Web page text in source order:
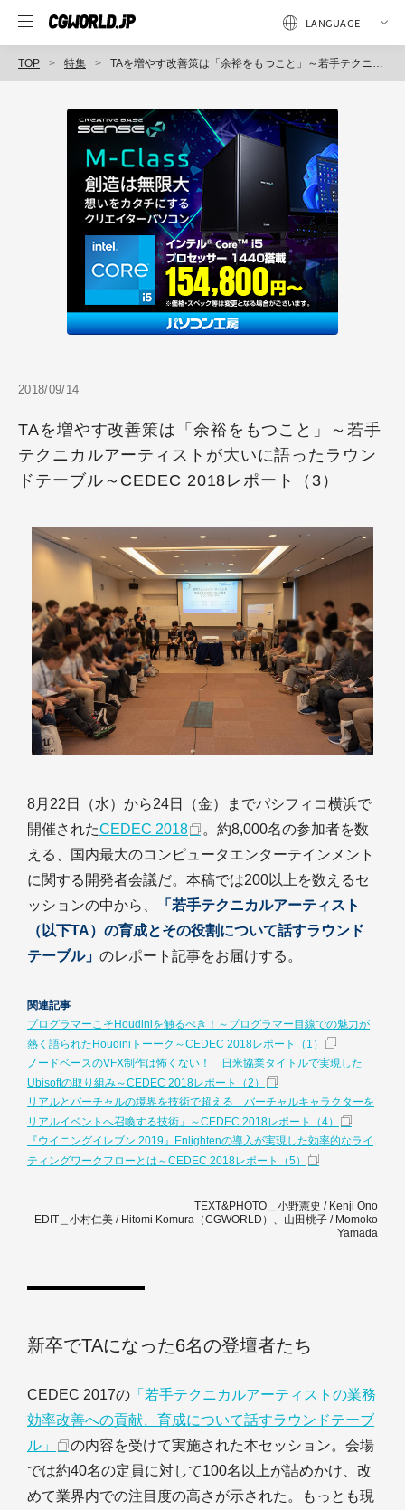
TOP 特集 TAを増やす改善策は「余裕をもつこと」～若手テクニカルアーティストが大いに語ったラウンドテーブル～CEDEC 2018レポート（3）
2018/09/14
TAを増やす改善策は「余裕をもつこと」～若手
テクニカルアーティストが大いに語ったラウン
ドテーブル～CEDEC 2018レポート（3）
8月22日（水）から24日（金）までパシフィコ横浜で
開催されたCEDEC 2018
。約8,000名の参加者を数
える、国内最大のコンピュータエンターテインメント
に関する開発者会議だ。本稿では200以上を数えるセ
ッションの中から、
「若手テクニカルアーティスト
（以下TA）の育成とその役割について話すラウンド
テーブル」 のレポート記事をお届けする。
関連記事
プログラマーこそHoudiniを触るべき！～プログラマー目線での魅力が
熱く語られたHoudiniトーーク～CEDEC 2018レポート（1）
ノードベースのVFX制作は怖くない！ 日米協業タイトルで実現した
Ubisoftの取り組み～CEDEC 2018レポート（2）
リアルとバーチャルの境界を技術で超える「バーチャルキャラクターを
リアルイベントへ召喚する技術」～CEDEC 2018レポート（4）
『ウイニングイレブン 2019』Enlightenの導入が実現した効率的なライ
ティングワークフローとは～CEDEC 2018レポート（5）
TEXT&PHOTO＿小野憲史 / Kenji Ono
EDIT＿小村仁美 / Hitomi Komura（CGWORLD）、山田桃子 / Momoko
Yamada
新卒でTAになった6名の登壇者たち
CEDEC 2017の 「若手テクニカルアーティストの業務
効率改善への貢献、育成について話すラウンドテーブ
ル」
の内容を受けて実施された本セッション。会場
では約40名の定員に対して100名以上が詰めかけ、改
めて業界内での注目度の高さが示された。もっとも現